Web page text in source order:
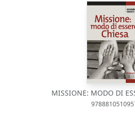
MISSIONE: MODO DI